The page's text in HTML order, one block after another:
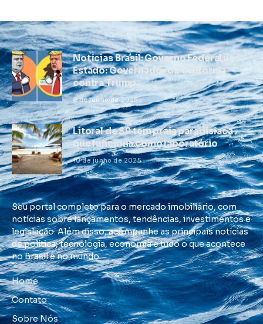
Notícias Brasil: Governo Federal vs
Estado: Governador da Califórnia
contra Trump
9 de junho de 2025
Litoral de SP tem praia paradisíaca
que funciona como laboratório
10 de junho de 2025
Seu portal completo para o mercado imobiliário, com
notícias sobre lançamentos, tendências, investimentos e
legislação. Além disso, acompanhe as principais notícias
de política, tecnologia, economia e tudo o que acontece
no Brasil e no mundo.
Home
Contato
Sobre Nós